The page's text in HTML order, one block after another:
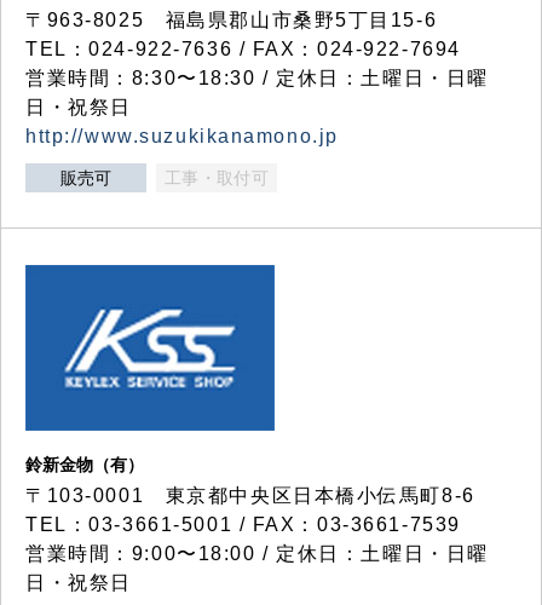
〒963-8025 福島県郡山市桑野5丁目15-6
TEL：024-922-7636 / FAX：024-922-7694
営業時間：8:30〜18:30 / 定休日：土曜日・日曜
日・祝祭日
http://www.suzukikanamono.jp
販売可 工事・取付可
鈴新金物（有）
〒103-0001 東京都中央区日本橋小伝馬町8-6
TEL：03-3661-5001 / FAX：03-3661-7539
営業時間：9:00〜18:00 / 定休日：土曜日・日曜
日・祝祭日